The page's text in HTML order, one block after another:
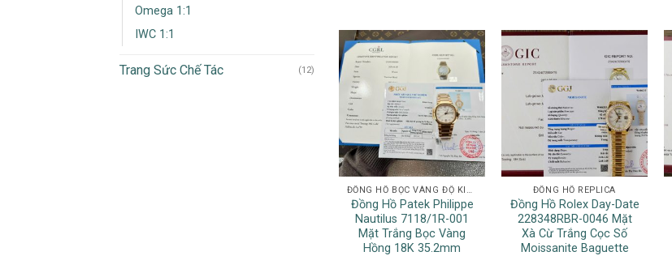
Omega 1:1
IWC 1:1
Trang Sức Chế Tác (12)
ĐỒNG HỒ BỌC VÀNG ĐỘ KIM CƯƠNG
Đồng Hồ Patek Philippe
Nautilus 7118/1R-001
Mặt Trắng Bọc Vàng
Hồng 18K 35.2mm
ĐỒNG HỒ REPLICA
Đồng Hồ Rolex Day-Date
228348RBR-0046 Mặt
Xà Cừ Trắng Cọc Số
Moissanite Baguette